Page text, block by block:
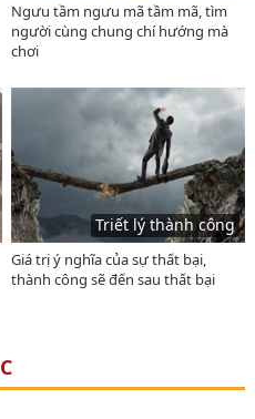
Ngưu tầm ngưu mã tầm mã, tìm
người cùng chung chí hướng mà
chơi
Triết lý thành công
Giá trị ý nghĩa của sự thất bại,
thành công sẽ đến sau thất bại